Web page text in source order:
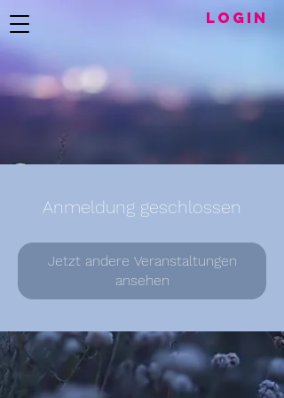
LogIN
Anmeldung geschlossen
Jetzt andere Veranstaltungen
ansehen